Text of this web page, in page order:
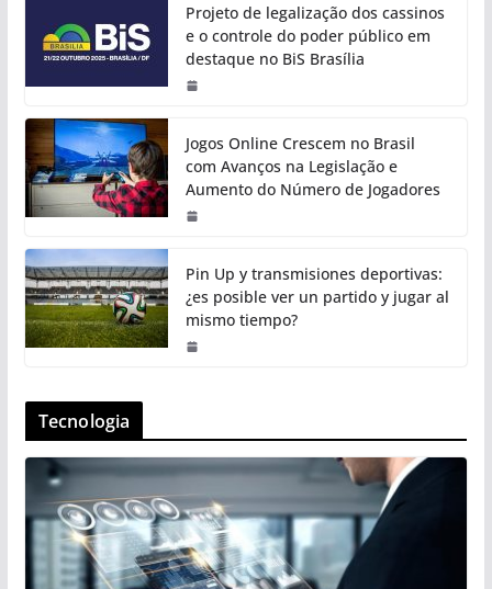
Projeto de legalização dos cassinos
e o controle do poder público em
destaque no BiS Brasília
Jogos Online Crescem no Brasil
com Avanços na Legislação e
Aumento do Número de Jogadores
Pin Up y transmisiones deportivas:
¿es posible ver un partido y jugar al
mismo tiempo?
Tecnologia